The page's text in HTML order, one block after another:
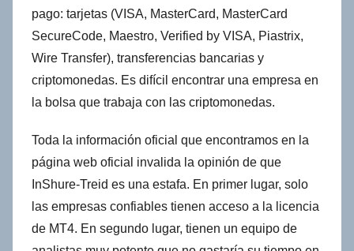
pago: tarjetas (VISA, MasterCard, MasterCard
SecureCode, Maestro, Verified by VISA, Piastrix,
Wire Transfer), transferencias bancarias y
criptomonedas. Es difícil encontrar una empresa en
la bolsa que trabaja con las criptomonedas.
Toda la información oficial que encontramos en la
página web oficial invalida la opinión de que
InShure-Treid es una estafa. En primer lugar, solo
las empresas confiables tienen acceso a la licencia
de MT4. En segundo lugar, tienen un equipo de